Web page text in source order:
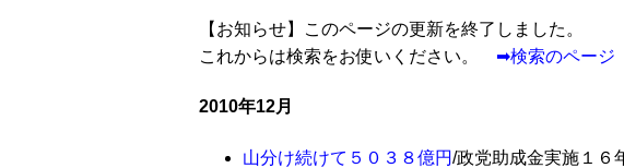
【お知らせ】このページの更新を終了しました。
これからは検索をお使いください。 ➡検索のページ
2010年12月
山分け続けて５０３８億円/政党助成金実施１６